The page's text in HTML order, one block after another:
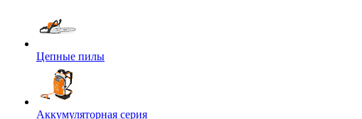
Цепные пилы
Аккумуляторная серия